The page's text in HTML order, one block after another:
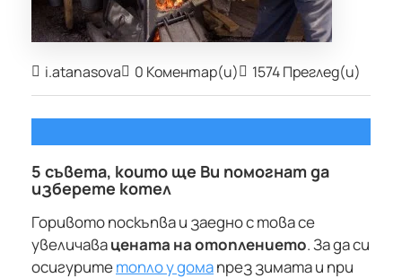
i.atanasova 0 Коментар(и) 1574 Преглед(и)
5 съвета, които ще Ви помогнат да
изберете котел
Горивото поскъпва и заедно с това се
увеличавацената на отоплението. За да си
осигуритетопло у домапрез зимата и при